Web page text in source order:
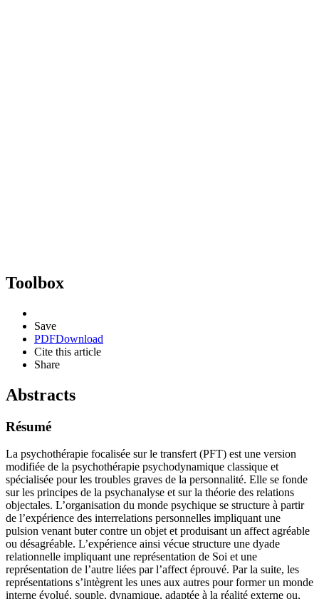
Toolbox
Save
PDFDownload
Cite this article
Share
Abstracts
Résumé
La psychothérapie focalisée sur le transfert (PFT) est une version
modifiée de la psychothérapie psychodynamique classique et
spécialisée pour les troubles graves de la personnalité. Elle se fonde
sur les principes de la psychanalyse et sur la théorie des relations
objectales. L’organisation du monde psychique se structure à partir
de l’expérience des interrelations personnelles impliquant une
pulsion venant buter contre un objet et produisant un affect agréable
ou désagréable. L’expérience ainsi vécue structure une dyade
relationnelle impliquant une représentation de Soi et une
représentation de l’autre liées par l’affect éprouvé. Par la suite, les
représentations s’intègrent les unes aux autres pour former un monde
interne évolué, souple, dynamique, adaptée à la réalité externe ou,